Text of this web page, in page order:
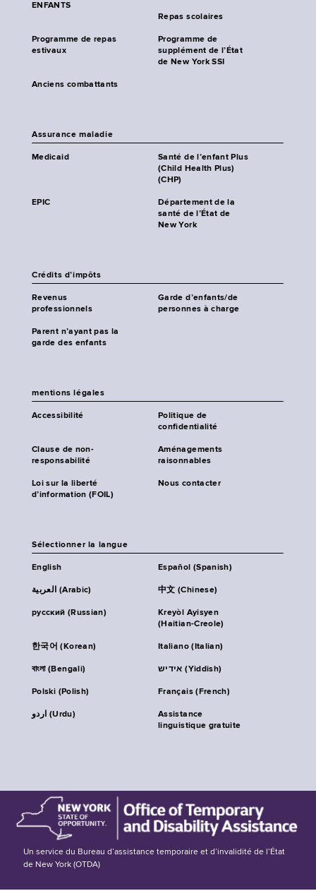
ENFANTS
Repas scolaires
Programme de repas
estivaux
Programme de
supplément de l’État
de New York SSI
Anciens combattants
Assurance maladie
Medicaid
Santé de l’enfant Plus
(Child Health Plus)
(CHP)
EPIC
Département de la
santé de l’État de
New York
Crédits d’impôts
Revenus
professionnels
Garde d’enfants/de
personnes à charge
Parent n’ayant pas la
garde des enfants
mentions légales
Accessibilité
Politique de
confidentialité
Clause de non-
responsabilité
Aménagements
raisonnables
Loi sur la liberté
d’information (FOIL)
Nous contacter
Sélectionner la langue
English Español (Spanish)
العربية (Arabic) 中文 (Chinese)
русский (Russian)
Kreyòl Ayisyen
(Haitian-Creole)
한국어 (Korean) Italiano (Italian)
বাংলা (Bengali) אידיש (Yiddish)
Polski (Polish) Français (French)
اردو (Urdu)
Assistance
linguistique gratuite
Un service du Bureau d’assistance temporaire et d’invalidité de l’État
de New York (OTDA)